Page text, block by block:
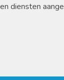
diensten